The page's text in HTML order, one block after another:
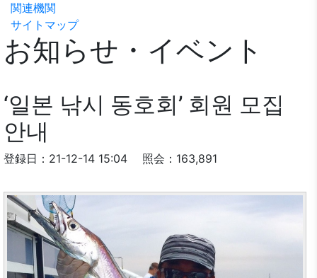
関連機関
サイトマップ
お知らせ・イベント
‘일본 낚시 동호회’ 회원 모집
안내
登録日：21-12-14 15:04 照会：163,891